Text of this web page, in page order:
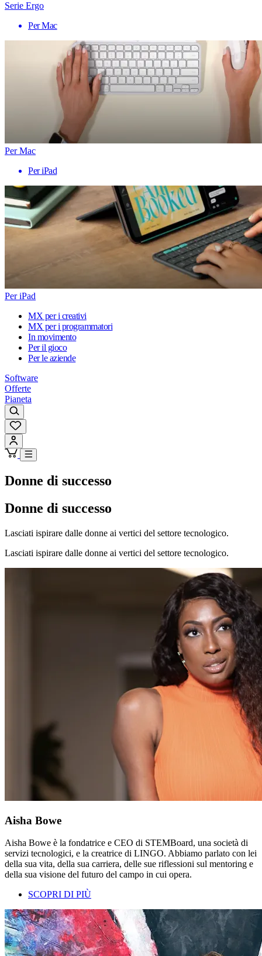
Serie Ergo
Per Mac
Per Mac
Per iPad
Per iPad
MX per i creativi
MX per i programmatori
In movimento
Per il gioco
Per le aziende
Software
Offerte
Pianeta
Donne di successo
Donne di successo
Lasciati ispirare dalle donne ai vertici del settore tecnologico.
Lasciati ispirare dalle donne ai vertici del settore tecnologico.
Aisha Bowe
Aisha Bowe è la fondatrice e CEO di STEMBoard, una società di
servizi tecnologici, e la creatrice di LINGO. Abbiamo parlato con lei
della sua vita, della sua carriera, delle sue riflessioni sul mentoring e
della sua visione del futuro del campo in cui opera.
SCOPRI DI PIÙ